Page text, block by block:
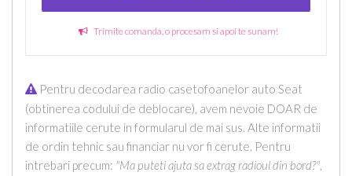
Trimite comanda, o procesam si apoi te sunam!
Pentru decodarea radio casetofoanelor auto Seat
(obtinerea codului de deblocare), avem nevoie DOAR de
informatiile cerute in formularul de mai sus. Alte informatii
de ordin tehnic sau financiar nu vor fi cerute. Pentru
intrebari precum: "Ma puteti ajuta sa extrag radioul din bord?",